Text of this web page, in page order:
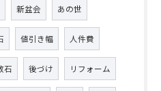
新盆会 あの世
値引き幅 人件費
石 後づけ リフォーム